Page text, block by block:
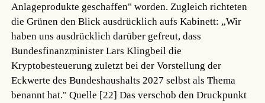
Anlageprodukte geschaffen" worden. Zugleich richteten
die Grünen den Blick ausdrücklich aufs Kabinett: „Wir
haben uns ausdrücklich darüber gefreut, dass
Bundesfinanzminister Lars Klingbeil die
Kryptobesteuerung zuletzt bei der Vorstellung der
Eckwerte des Bundeshaushalts 2027 selbst als Thema
benannt hat."Quelle [22] Das verschob den Druckpunkt